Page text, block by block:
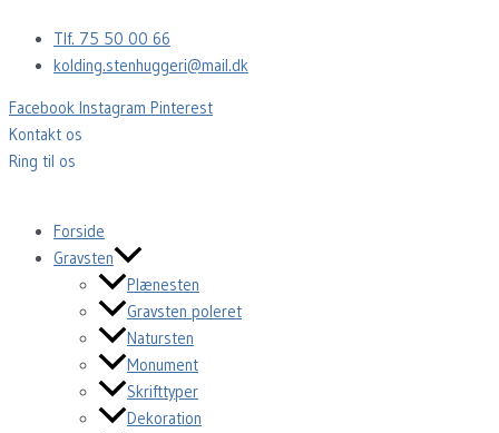
indholdet
Tlf. 75 50 00 66
kolding.stenhuggeri@mail.dk
Facebook Instagram Pinterest
Kontakt os
Ring til os
Forside
Gravsten
Plænesten
Gravsten poleret
Natursten
Monument
Skrifttyper
Dekoration